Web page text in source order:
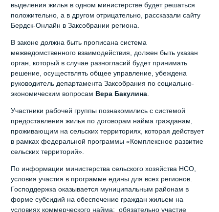
выделения жилья в одном министерстве будет решаться
положительно, а в другом отрицательно, рассказали сайту
Бердск-Онлайн в Заксобрании региона.
В законе должна быть прописана система
межведомственного взаимодействия, должен быть указан
орган, который в случае разногласий будет принимать
решение, осуществлять общее управление, убеждена
руководитель департамента Заксобрания по социально-
экономическим вопросам Вера Бакулина.
Участники рабочей группы познакомились с системой
предоставления жилья по договорам найма гражданам,
проживающим на сельских территориях, которая действует
в рамках федеральной программы «Комплексное развитие
сельских территорий».
По информации министерства сельского хозяйства НСО,
условия участия в программе едины для всех регионов.
Господдержка оказывается муниципальным районам в
форме субсидий на обеспечение граждан жильем на
условиях коммерческого найма; обязательно участие